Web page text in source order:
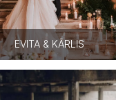
EVITA & KĀRLIS